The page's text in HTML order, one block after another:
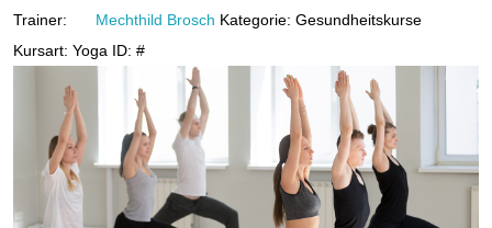
Trainer: Mechthild Brosch Kategorie: Gesundheitskurse
Kursart: Yoga ID: #